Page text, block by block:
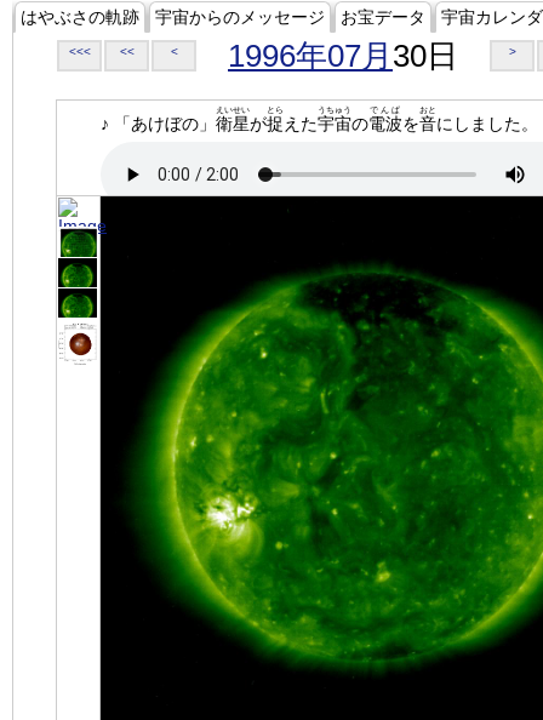
はやぶさの軌跡 宇宙からのメッセージ お宝データ 宇宙カレン
<<< << < 1996年07月 30日 >
♪ 「あけぼの」 衛星
えいせい
が捉
とら
えた宇宙
うちゅう
の電波
でんぱ
を音
おと
にしました。